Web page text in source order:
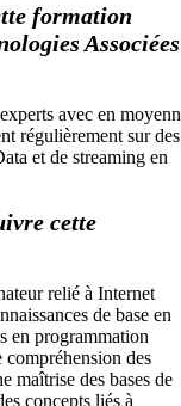
formation
Associées
avec en
régulièrement sur des
et de streaming en
cette
relié à Internet
de base en
en programmation
compréhension des
maîtrise des bases de
concepts liés à